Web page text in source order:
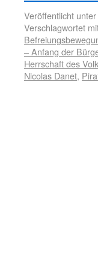
Veröffentlicht unter
Verschlagwortet
– Anfang der
Herrschaft des
Nicolas Danet,